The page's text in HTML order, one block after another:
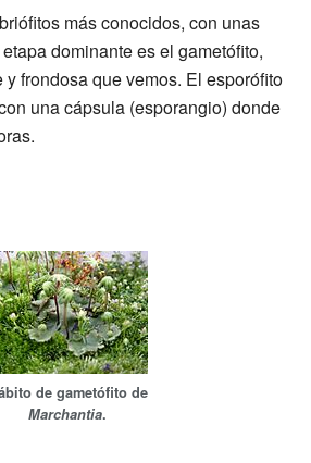
más conocidos, con unas
dominante es el gametófito,
frondosa que vemos. El esporófito
una cápsula (esporangio) donde
de gametófito de
Marchantia.